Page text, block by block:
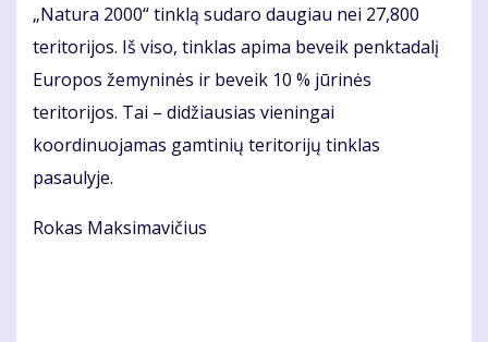
„Natura 2000“ tinklą sudaro daugiau nei 27,800
teritorijos. Iš viso, tinklas apima beveik penktadalį
Europos žemyninės ir beveik 10 % jūrinės
teritorijos. Tai – didžiausias vieningai
koordinuojamas gamtinių teritorijų tinklas
pasaulyje.
Rokas Maksimavičius